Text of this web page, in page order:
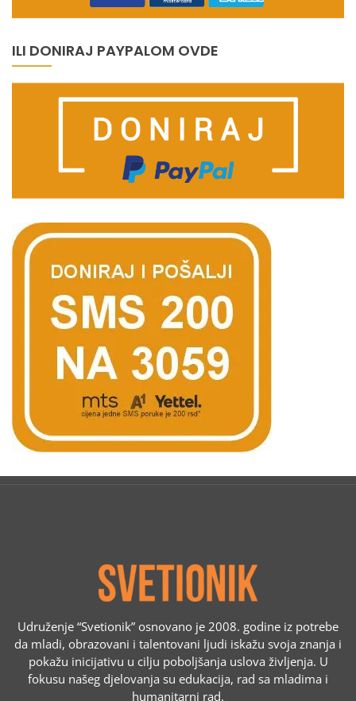
ILI DONIRAJ PAYPALOM OVDE
Udruženje “Svetionik” osnovano je 2008. godine iz potrebe
da mladi, obrazovani i talentovani ljudi iskažu svoja znanja i
pokažu inicijativu u cilju poboljšanja uslova življenja. U
fokusu našeg djelovanja su edukacija, rad sa mladima i
humanitarni rad.